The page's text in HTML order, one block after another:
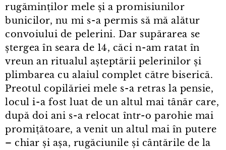
rugăminților mele și a promisiunilor
bunicilor, nu mi s⁠-⁠a permis să mă alătur
convoiului de pelerini. Dar supărarea se
ștergea în seara de 14, căci n⁠-⁠am ratat în
vreun an ritualul așteptării pelerinilor și
plimbarea cu alaiul complet către biserică.
Preotul copilăriei mele s⁠-⁠a retras la pensie,
locul i⁠-⁠a fost luat de un altul mai tânăr care,
după doi ani s⁠-⁠a relocat într⁠-⁠o parohie mai
promițătoare, a venit un altul mai în putere
– chiar și așa, rugăciunile și cântările de la